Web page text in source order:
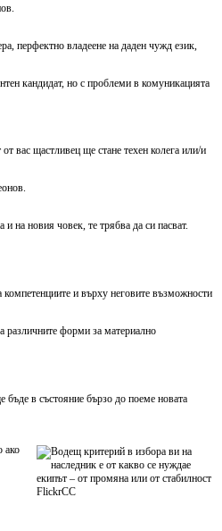
перфектно владеене на даден чужд език,
кандидат, но с проблеми в комуникацията
вас щастливец ще стане техен колега или/и
на новия човек, те трябва да си пасват.
компетенциите и върху неговите възможности
различните форми за материално
бъде в състояние бързо до поеме новата
ако